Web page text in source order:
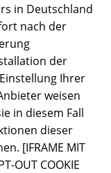
in Deutschland
nach der
der
Ihrer
weisen
in diesem Fall
dieser
[IFRAME MIT
OUT COOKIE